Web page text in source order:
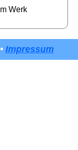
Werk
Impressum